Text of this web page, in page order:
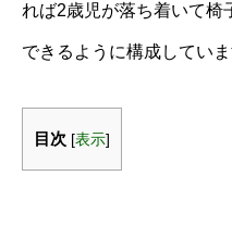
れば2歳児が落ち着いて椅
できるように構成していま
目次 [表示]